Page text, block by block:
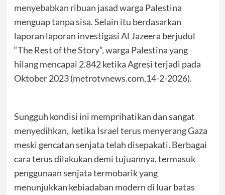
menyebabkan ribuan jasad warga Palestina
menguap tanpa sisa. Selain itu berdasarkan
laporan laporan investigasi Al Jazeera berjudul
“The Rest of the Story”, warga Palestina yang
hilang mencapai 2.842 ketika Agresi terjadi pada
Oktober 2023 (metrotvnews.com,14-2-2026).
Sungguh kondisi ini memprihatikan dan sangat
menyedihkan, ketika Israel terus menyerang Gaza
meski gencatan senjata telah disepakati. Berbagai
cara terus dilakukan demi tujuannya, termasuk
penggunaan senjata termobarik yang
menunjukkan kebiadaban modern di luar batas